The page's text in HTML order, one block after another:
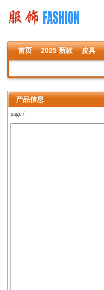
首页 2025 新款 皮具
产品信息
page /